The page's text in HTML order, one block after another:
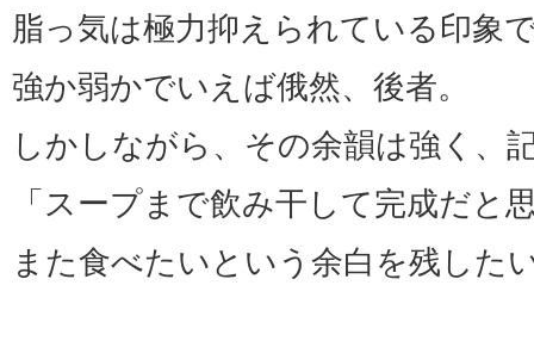
脂っ気は極力抑えられている印象
強か弱かでいえば俄然、後者。
しかしながら、その余韻は強く、
「スープまで飲み干して完成だと
また食べたいという余白を残した